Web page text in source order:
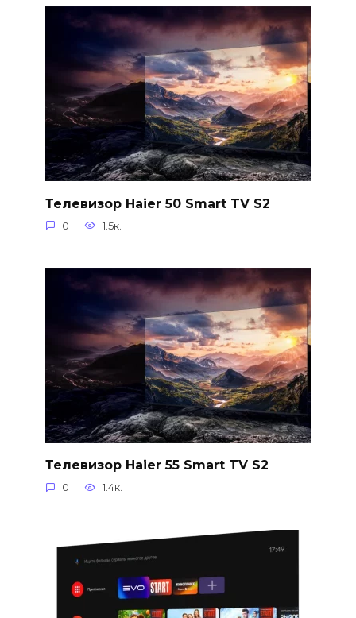
Телевизор Haier 50 Smart TV S2
0 1.5к.
Телевизор Haier 55 Smart TV S2
0 1.4к.